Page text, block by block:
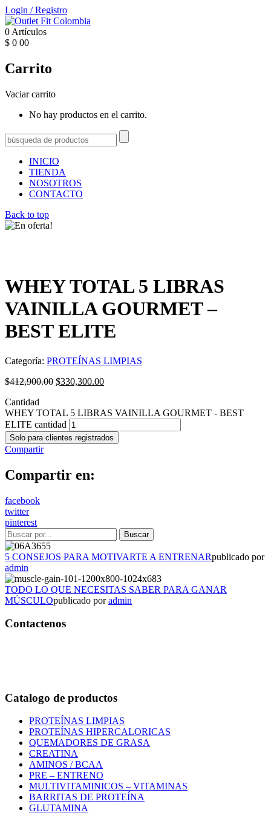
Login /Registro
0 Artículos
$ 0 00
Carrito
Vaciar carrito
No hay productos en el carrito.
INICIO
TIENDA
NOSOTROS
CONTACTO
Back to top
WHEY TOTAL 5 LIBRAS
VAINILLA GOURMET –
BEST ELITE
Categoría: PROTEÍNAS LIMPIAS
$412,900.00 $330,300.00
Cantidad
WHEY TOTAL 5 LIBRAS VAINILLA GOURMET - BEST
ELITE cantidad
Solo para clientes registrados
Compartir
Compartir en:
facebook
twitter
pinterest
5 CONSEJOS PARA MOTIVARTE A ENTRENARpublicado por
admin
TODO LO QUE NECESITAS SABER PARA GANAR
MÚSCULOpublicado poradmin
Contactenos
Catalogo de productos
PROTEÍNAS LIMPIAS
PROTEÍNAS HIPERCALORICAS
QUEMADORES DE GRASA
CREATINA
AMINOS / BCAA
PRE – ENTRENO
MULTIVITAMINICOS – VITAMINAS
BARRITAS DE PROTEÍNA
GLUTAMINA